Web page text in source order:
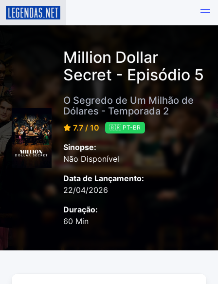
Million Dollar
Secret - Episódio 5
O Segredo de Um Milhão de
Dólares - Temporada 2
7.7 / 10 🇧🇷 PT-BR
Sinopse:
Não Disponível
Data de Lançamento:
22/04/2026
Duração:
60 Min